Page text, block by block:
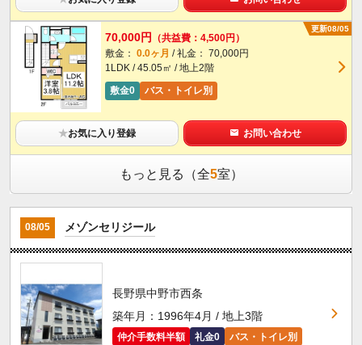
更新08/05
70,000円
（共益費：4,500円）
敷金： 0.0ヶ月 / 礼金： 70,000円
1LDK / 45.05㎡ / 地上2階
敷金0
バス・トイレ別
★お気に入り登録 お問い合わせ
もっと見る（全5室）
08/05 メゾンセリジール
長野県中野市西条
築年月：1996年4月 / 地上3階
仲介手数料半額 礼金0 バス・トイレ別